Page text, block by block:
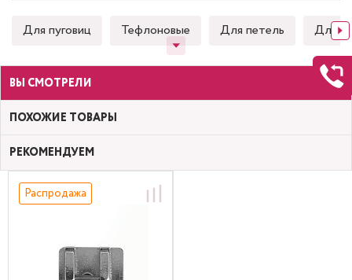
Для пуговиц Тефлоновые Для петель Для
ВЫ СМОТРЕЛИ
ПОХОЖИЕ ТОВАРЫ
РЕКОМЕНДУЕМ
Распродажа